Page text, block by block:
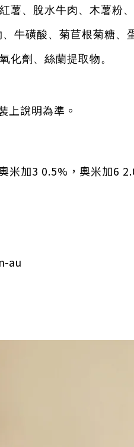
薯、脫水牛肉、木薯粉
牛磺酸、菊苣根菊糖
化劑、絲蘭提取物。
上說明為準。
米加3 0.5%，奧米加6
au